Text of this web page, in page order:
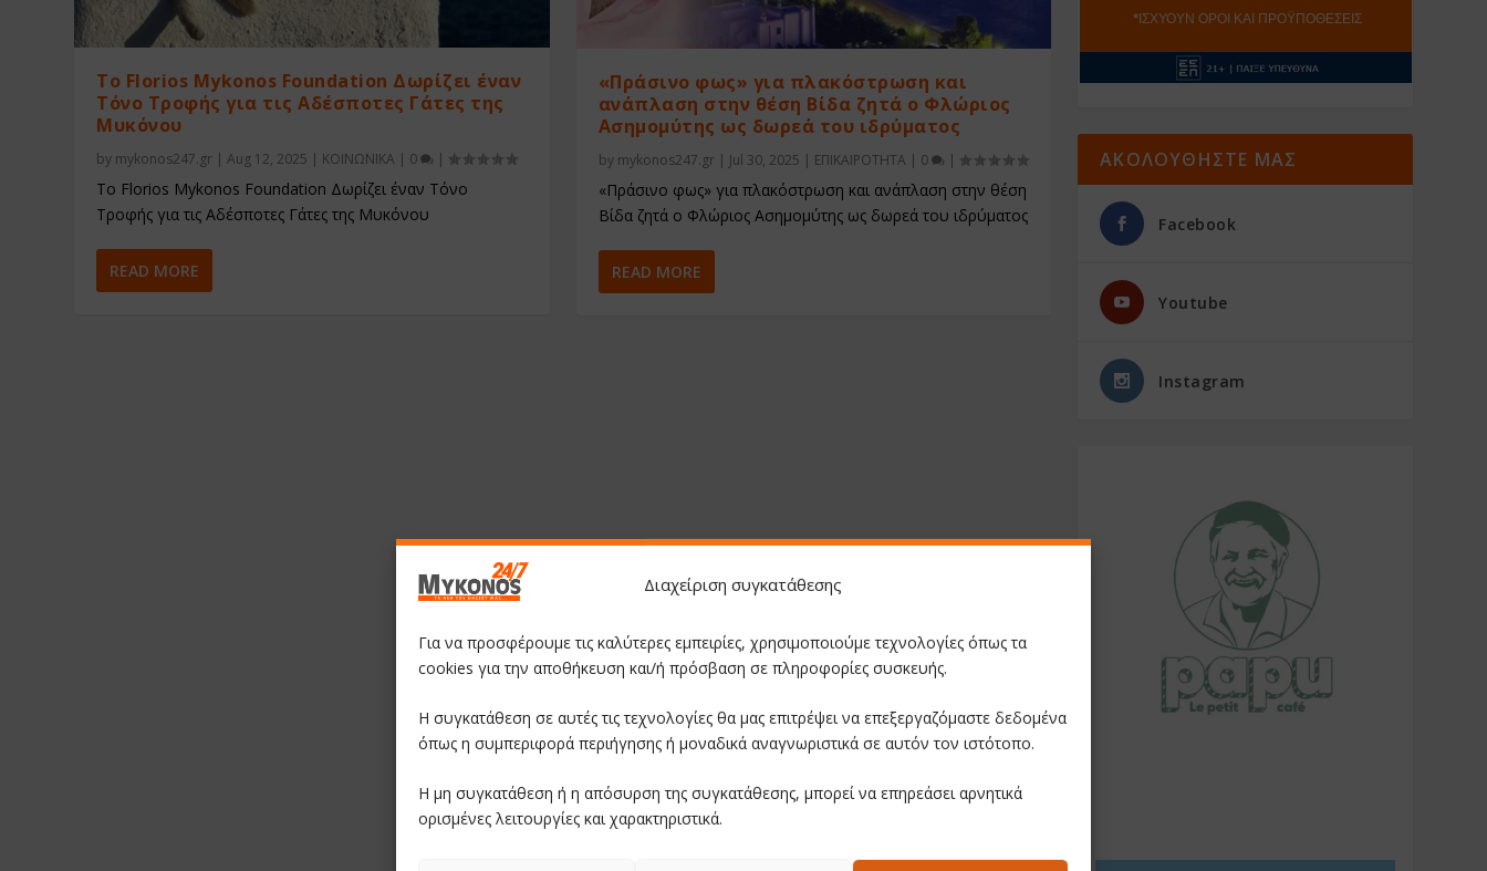
Διαχείριση συγκατάθεσης
Για να προσφέρουμε τις καλύτερες εμπειρίες, χρησιμοποιούμε τεχνολογίες όπως τα
cookies για την αποθήκευση και/ή πρόσβαση σε πληροφορίες συσκευής.
Η συγκατάθεση σε αυτές τις τεχνολογίες θα μας επιτρέψει να επεξεργαζόμαστε δεδομένα
όπως η συμπεριφορά περιήγησης ή μοναδικά αναγνωριστικά σε αυτόν τον ιστότοπο.
Η μη συγκατάθεση ή η απόσυρση της συγκατάθεσης, μπορεί να επηρεάσει αρνητικά
ορισμένες λειτουργίες και χαρακτηριστικά.
Το Florios Mykonos Foundation Δωρίζει έναν
Τόνο Τροφής για τις Αδέσποτες Γάτες της
Μυκόνου
by mykonos247.gr |Aug 12, 2025 | ΚΟΙΝΩΝΙΚΑ | 0 |
Το Florios Mykonos Foundation Δωρίζει έναν Τόνο
Τροφής για τις Αδέσποτες Γάτες της Μυκόνου
READ MORE
«Πράσινο φως» για πλακόστρωση και
ανάπλαση στην θέση Βίδα ζητά ο Φλώριος
Ασημομύτης ως δωρεά του ιδρύματος
by mykonos247.gr | Jul 30, 2025 | ΕΠΙΚΑΙΡΟΤΗΤΑ | 0 |
«Πράσινο φως» για πλακόστρωση και ανάπλαση στην θέση
Βίδα ζητά ο Φλώριος Ασημομύτης ως δωρεά του ιδρύματος
READ MORE
ΑΚΟΛΟΥΘΗΣΤΕ ΜΑΣ
Facebook
Youtube
Instagram